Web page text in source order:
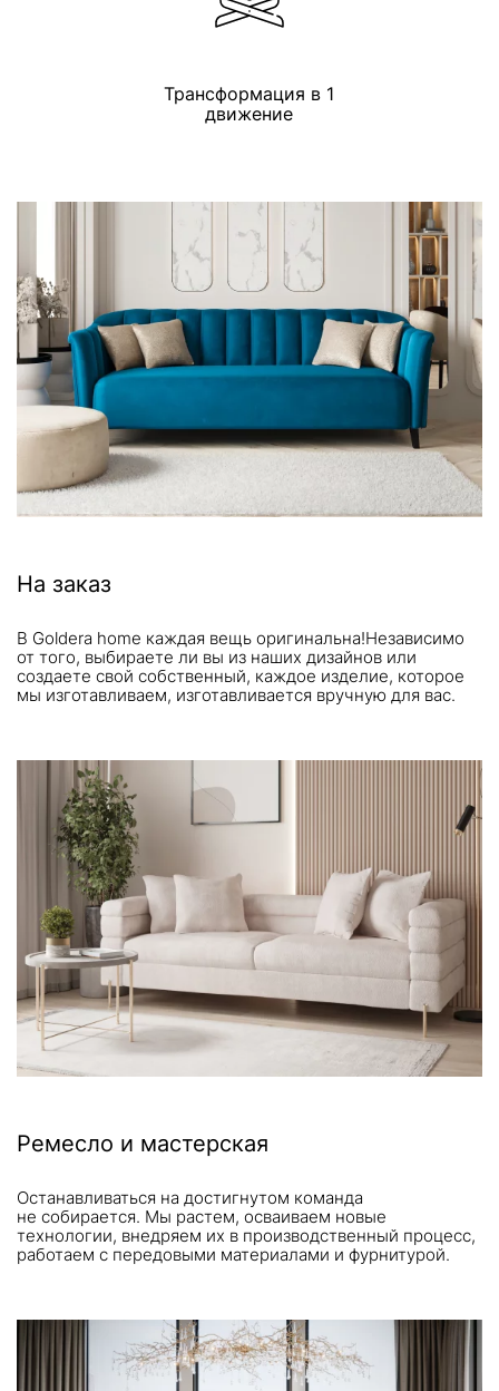
Трансформация в 1
движение
На заказ
В Goldera home каждая вещь оригинальна!Независимо
от того, выбираете ли вы из наших дизайнов или
создаете свой собственный, каждое изделие, которое
мы изготавливаем, изготавливается вручную для вас.
Ремесло и мастерская
Останавливаться на достигнутом команда
не собирается. Мы растем, осваиваем новые
технологии, внедряем их в производственный процесс,
работаем с передовыми материалами и фурнитурой.